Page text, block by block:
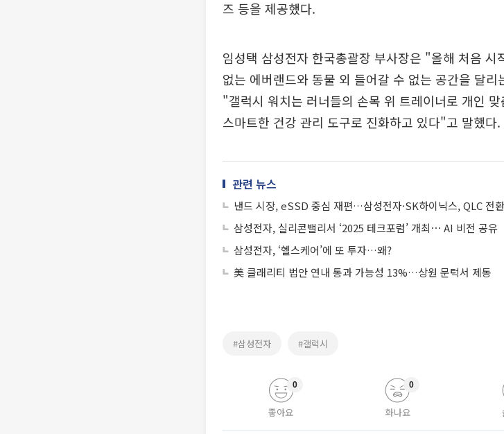
즈 등을 제공했다.
임성택 삼성전자 한국총괄장 부사장은 "올해 처음
없는 에버랜드와 동물 외 들어갈 수 없는 공간을 달
"갤럭시 워치는 러너들의 손목 위 트레이너로 개인
스마트한 건강 관리 도구로 진화하고 있다"고 말했다.
관련 뉴스
낸드 시장, eSSD 중심 재편…삼성전자·SK하이닉스, QLC 전
삼성전자, 실리콘밸리서 ‘2025 테크포럼’ 개최⋯ AI 비전 공유
삼성전자, ‘헬스케어’에 또 투자…왜?
美 클래리티 법안 연내 통과 가능성 13%…상원 문턱서 제동
#삼성전자 #갤럭시
좋아요
0
화나요
0